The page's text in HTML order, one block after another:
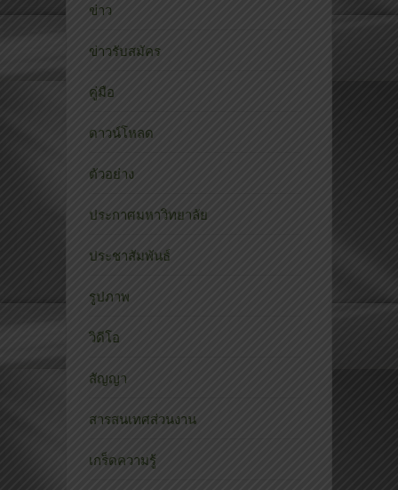
ข่าว
ข่าวรับสมัคร
คู่มือ
ดาวน์โหลด
ตัวอย่าง
ประกาศมหาวิทยาลัย
ประชาสัมพันธ์
รูปภาพ
วิดีโอ
สัญญา
สารสนเทศส่วนงาน
เกร็ดความรู้